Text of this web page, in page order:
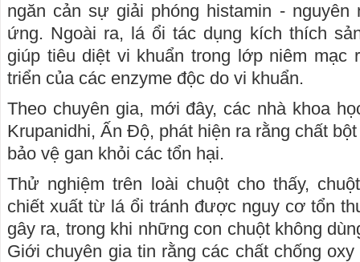
ngăn cản sự giải phóng histamin - nguyên
ứng. Ngoài ra, lá ổi tác dụng kích thích
giúp tiêu diệt vi khuẩn trong lớp niêm mạc
triển của các enzyme độc do vi khuẩn.
Theo chuyên gia, mới đây, các nhà khoa
Krupanidhi, Ấn Độ, phát hiện ra rằng chất
bảo vệ gan khỏi các tổn hại.
Thử nghiệm trên loài chuột cho thấy,
chiết xuất từ lá ổi tránh được nguy cơ tổn
gây ra, trong khi những con chuột không
Giới chuyên gia tin rằng các chất chống